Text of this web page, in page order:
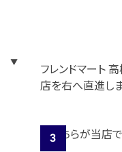
フレンドマート
店を右へ直進し